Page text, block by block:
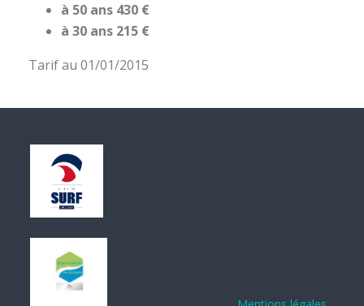
à 50 ans 430 €
à 30 ans 215 €
Tarif au 01/01/2015